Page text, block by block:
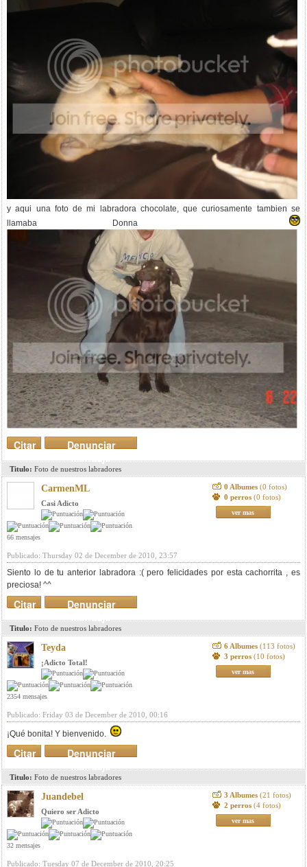
y aqui una foto de mi labradora chocolate, que curiosamente tambien se
llamaba Donna
Denunciar
mensaje
Citar
Titulo: Foto de nuestros labradores
CarmenML
Casi Adicto
66 mensajes
0 Albumes (0 fotos)
0 perros (0 fotos)
ver mas
Publicado: Thursday 02 de December de 2010, 23:57
Siento lo de tu anterior labradora :( pero felicidades por esta cachorrita , es
preciosa! ^^
Denunciar
mensaje
Citar
Titulo: Foto de nuestros labradores
Teyda
¡Adicto Total!
2354 mensajes
6 Albumes (113 fotos)
3 perros (10 fotos)
ver mas
Publicado: Friday 03 de December de 2010, 00:16
¡Qué bonita! Y bienvenido.
Denunciar
mensaje
Citar
Titulo: Foto de nuestros labradores
Juandebel
Quiero ser Adicto
32 mensajes
3 Albumes (21 fotos)
2 perros (4 fotos)
ver mas
Publicado: Tuesday 07 de December de 2010, 20:25